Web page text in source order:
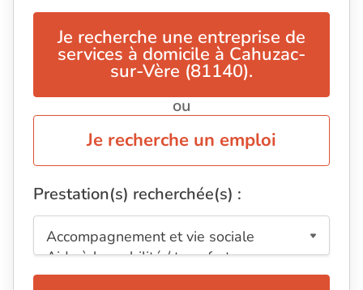
Je recherche une entreprise de
services à domicile à Cahuzac-
sur-Vère (81140).
ou
Je recherche un emploi
Prestation(s) recherchée(s) :